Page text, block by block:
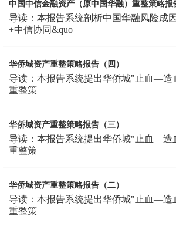
中国中信金融资产（原中国华融）重整策略报
导读：本报告系统剖析中国华融风险成
+中信协同&quo
华侨城资产重整策略报告（四）
导读：本报告系统提出华侨城"止血—
重整策
华侨城资产重整策略报告（三）
导读：本报告系统提出华侨城"止血—
重整策
华侨城资产重整策略报告（二）
导读：本报告系统提出华侨城"止血—
重整策